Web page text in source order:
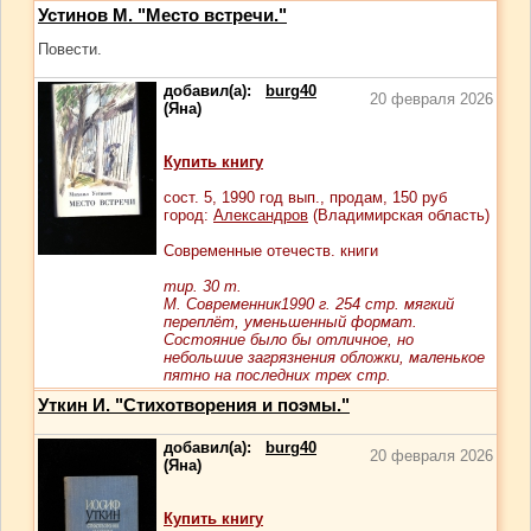
Устинов М. "Место встречи."
Повести.
добавил(а):
burg40
(Яна)
20 февраля 2026
Купить книгу
сост. 5, 1990 год вып., продам, 150 руб
город: Александров (Владимирская область)
Современные отечеств. книги
тир. 30 т.
М. Современник1990 г. 254 стр. мягкий
переплёт, уменьшенный формат.
Состояние было бы отличное, но
небольшие загрязнения обложки, маленькое
пятно на последних трех стр.
Уткин И. "Стихотворения и поэмы."
добавил(а):
burg40
(Яна)
20 февраля 2026
Купить книгу